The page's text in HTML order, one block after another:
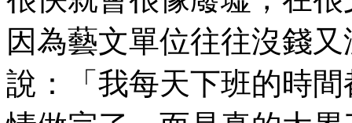
因為藝文單位往往沒錢
說：「我每天下班的時